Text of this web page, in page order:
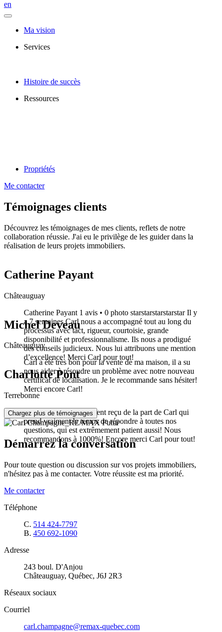
en
Ma vision
Services
Histoire de succès
Ressources
Propriétés
Me contacter
Témoignages clients
Découvrez les témoignages de mes clients, reflets de notre
collaboration réussie. J'ai eu le privilège de les guider dans la
réalisation de leurs projets immobiliers.
Catherine Payant
Châteauguay
Catherine Payant 1 avis • 0 photo starstarstarstarstar Il y
a 7 semaines Carl nous a accompagné tout au long du
processus avec tact, rigueur, courtoisie, grande
disponibilité et professionnalisme. Ils nous a prodigué
des conseils judicieux. Nous lui attribuons une mention
d’excellence! Merci Carl pour tout!
Michel Deveau
Châteauguay
Carl a été très bon pour la vente de ma maison, il a su
nous aider à résoudre un problème avec notre nouveau
certificat de localisation. Je le recommande sans hésiter!
Merci encore Carl!
Charlotte Pont
Terrebonne
Superbe accompagnement reçu de la part de Carl qui
prend vraiment le temps de répondre à toutes nos
questions, qui est extrêmement patient aussi! Nous
recommandons à 1000%! Encore merci Carl pour tout!
Chargez plus de témoignages
Démarrez la conversation
Pour toute question ou discussion sur vos projets immobiliers,
n'hésitez pas à me contacter. Votre réussite est ma priorité.
Me contacter
Téléphone
C. 514 424-7797
B. 450 692-1090
Adresse
243 boul. D'Anjou
Châteauguay, Québec, J6J 2R3
Réseaux sociaux
Courriel
carl.champagne@remax-quebec.com